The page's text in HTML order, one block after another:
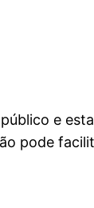
e
pode